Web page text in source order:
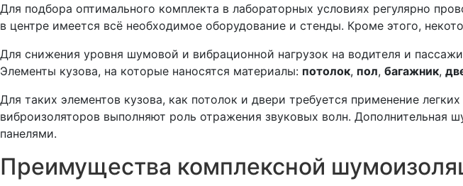
Для подбора оптимального комплекта в лабораторных условиях регулярно
в центре имеется всё необходимое оборудование и стенды. Кроме этого,
Для снижения уровня шумовой и вибрационной нагрузок на водителя и
Элементы кузова, на которые наносятся материалы: потолок, пол, багажник,
Для таких элементов кузова, как потолок и двери требуется применение
виброизоляторов выполняют роль отражения звуковых волн.
панелями.
Преимущества комплексной